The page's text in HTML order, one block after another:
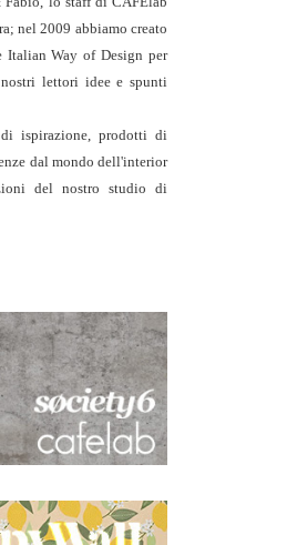
; nel 2009 abbiamo creato
Italian Way of Design per
lettori idee e spunti
ispirazione, prodotti di
dal mondo dell'interior
del nostro studio di